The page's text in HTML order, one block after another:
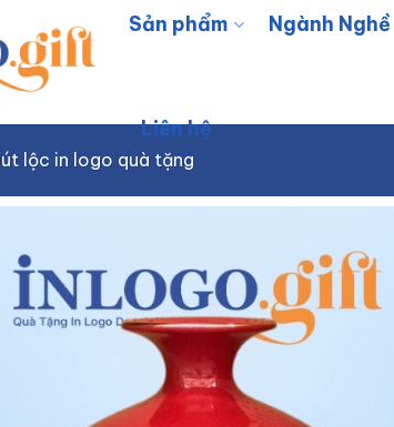
Sản phẩm Ngành Nghề
Liên hệ
lộc in logo quà tặng